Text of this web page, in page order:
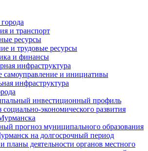
и транспорт
ресурсы
и трудовые ресурсы
и финансы
инфраструктура
самоуправление и инициативы
инфраструктура
инвестиционный профиль
социально-экономического развития
прогноз муниципального образования
на долгосрочный период
планы деятельности органов местного